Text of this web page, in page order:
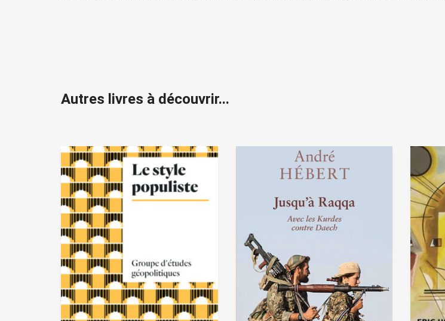
Autres livres à découvrir...